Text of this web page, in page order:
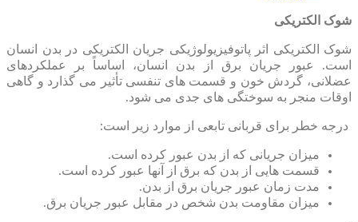
شوک الکتریکی
شوک الکتریکی اثر پاتوفیزیولوژیکی جریان الکتریکی در بدن انسان
است. عبور جریان برق از بدن انسان، اساساً بر عملکردهای
عضلانی، گردش خون و قسمت های تنفسی تأثیر می گذارد و گاهی
اوقات منجر به سوختگی های جدی می شود.
درجه خطر برای قربانی تابعی از موارد زیر است:
میزان جریانی که از بدن عبور کرده است.
قسمت هایی از بدن که برق از آنها عبور کرده است.
مدت زمان عبور جریان برق از بدن.
میزان مقاومت بدن شخص در مقابل عبور جریان برق.